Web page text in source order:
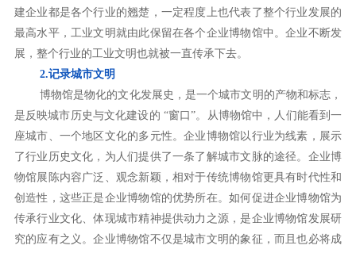
建企业都是各个行业的翘楚，一定程度上也代表了整个行业发展的
最高水平，工业文明就由此保留在各个企业博物馆中。企业不断发
展，整个行业的工业文明也就被一直传承下去。
2.记录城市文明
博物馆是物化的文化发展史，是一个城市文明的产物和标志，
是反映城市历史与文化建设的 “窗口”。从博物馆中，人们能看到一
座城市、一个地区文化的多元性。企业博物馆以行业为线素，展示
了行业历史文化，为人们提供了一条了解城市文脉的途径。企业博
物馆展陈内容广泛、观念新颖，相对于传统博物馆更具有时代性和
创造性，这些正是企业博物馆的优势所在。如何促进企业博物馆为
传承行业文化、体现城市精神提供动力之源，是企业博物馆发展研
究的应有之义。企业博物馆不仅是城市文明的象征，而且也必将成